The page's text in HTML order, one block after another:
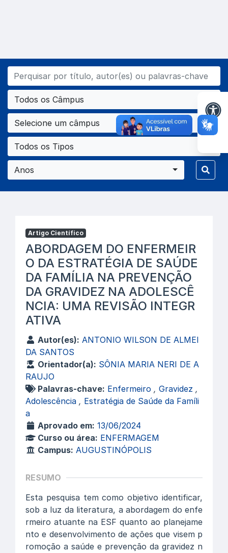
Todos os Câmpus
Selecione um câmpus
Todos os Tipos
Anos
Artigo Científico
ABORDAGEM DO ENFERMEIR
O DA ESTRATÉGIA DE SAÚDE
DA FAMÍLIA NA PREVENÇÃO
DA GRAVIDEZ NA ADOLESCÊ
NCIA: UMA REVISÃO INTEGR
ATIVA
Autor(es): ANTONIO WILSON DE ALMEI
DA SANTOS
Orientador(a): SÔNIA MARIA NERI DE A
RAUJO
Palavras-chave: Enfermeiro , Gravidez ,
Adolescência , Estratégia de Saúde da Famíli
a
Aprovado em: 13/06/2024
Curso ou área: ENFERMAGEM
Campus: AUGUSTINÓPOLIS
RESUMO
Esta pesquisa tem como objetivo identificar,
sob a luz da literatura, a abordagem do enfe
rmeiro atuante na ESF quanto ao planejame
nto e desenvolvimento de ações que visem p
romoção a saúde e prevenção da gravidez n